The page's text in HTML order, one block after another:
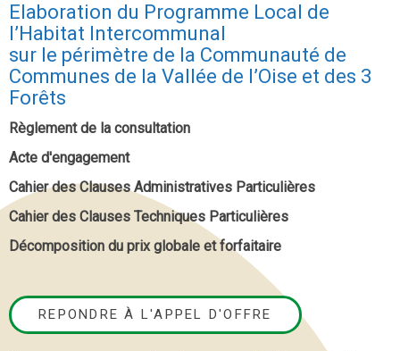
Elaboration du Programme Local de
l’Habitat Intercommunal
sur le périmètre de la Communauté de
Communes de la Vallée de l’Oise et des 3
Forêts
Règlement de la consultation
Acte d'engagement
Cahier des Clauses Administratives Particulières
Cahier des Clauses Techniques Particulières
Décomposition du prix globale et forfaitaire
REPONDRE À L'APPEL D'OFFRE